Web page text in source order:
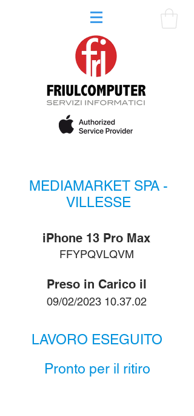
MEDIAMARKET SPA -
VILLESSE
FFYPQVLQVM
iPhone 13 Pro Max
Preso in Carico il
09/02/2023 10.37.02
LAVORO ESEGUITO
Pronto per il ritiro